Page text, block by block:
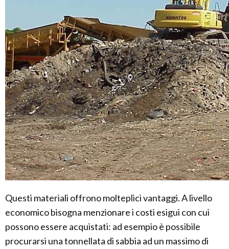
Questi materiali offrono molteplici vantaggi. A livello
economico bisogna menzionare i costi esigui con cui
possono essere acquistati: ad esempio è possibile
procurarsi una tonnellata di sabbia ad un massimo di